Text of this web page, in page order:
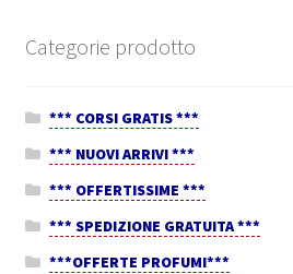
Categorie prodotto
*** CORSI GRATIS ***
*** NUOVI ARRIVI ***
*** OFFERTISSIME ***
*** SPEDIZIONE GRATUITA ***
***OFFERTE PROFUMI***